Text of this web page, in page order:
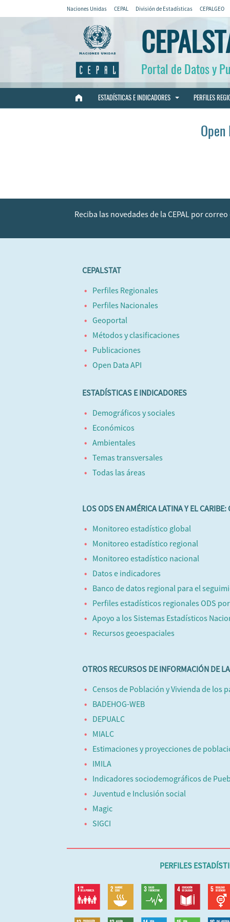
Naciones Unidas CEPAL División de Estadísticas CEPALGEO
Portal de Datos y
ESTADÍSTICAS E INDICADORES PERFILES
Reciba las novedades de la CEPAL por
CEPALSTAT
Perfiles Regionales
Perfiles Nacionales
Geoportal
Métodos y clasificaciones
Publicaciones
Open Data API
ESTADÍSTICAS E INDICADORES
Demográficos y sociales
Económicos
Ambientales
Temas transversales
Todas las áreas
LOS ODS EN AMÉRICA LATINA Y EL
Monitoreo estadístico global
Monitoreo estadístico regional
Monitoreo estadístico nacional
Datos e indicadores
Banco de datos regional para el
Perfiles estadísticos regionales ODS
Apoyo a los Sistemas Estadísticos
Recursos geoespaciales
OTROS RECURSOS DE INFORMACIÓN DE
Censos de Población y Vivienda de los
BADEHOG-WEB
DEPUALC
MIALC
Estimaciones y proyecciones de
IMILA
Indicadores sociodemográficos de
Juventud e Inclusión social
Magic
SIGCI
PERFILES